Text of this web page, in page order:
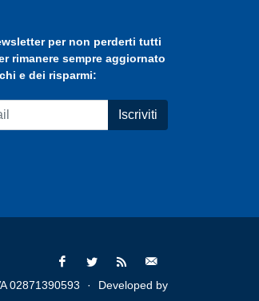
per non perderti tutti
rimanere sempre aggiornato
e dei risparmi:
Iscriviti
02871390593 ·
Developed by